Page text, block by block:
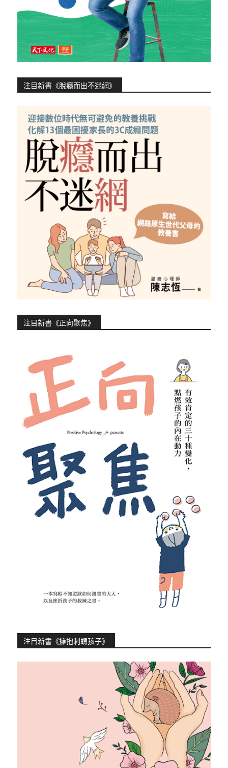
注目新書《脫癮而出不迷網》
注目新書《正向聚焦》
注目新書《擁抱刺蝟孩子》